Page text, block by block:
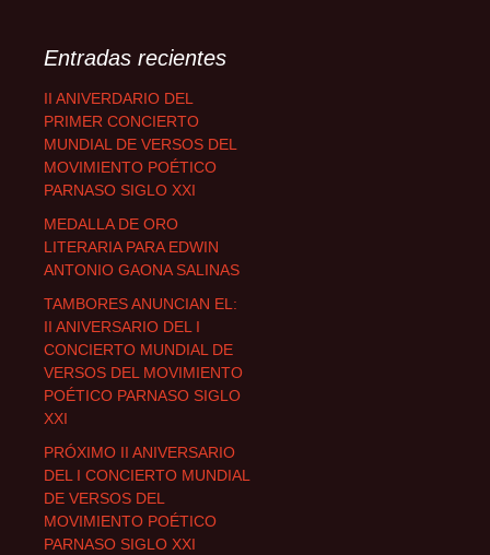
Entradas recientes
II ANIVERDARIO DEL
PRIMER CONCIERTO
MUNDIAL DE VERSOS DEL
MOVIMIENTO POÉTICO
PARNASO SIGLO XXI
MEDALLA DE ORO
LITERARIA PARA EDWIN
ANTONIO GAONA SALINAS
TAMBORES ANUNCIAN EL:
II ANIVERSARIO DEL I
CONCIERTO MUNDIAL DE
VERSOS DEL MOVIMIENTO
POÉTICO PARNASO SIGLO
XXI
PRÓXIMO II ANIVERSARIO
DEL I CONCIERTO MUNDIAL
DE VERSOS DEL
MOVIMIENTO POÉTICO
PARNASO SIGLO XXI